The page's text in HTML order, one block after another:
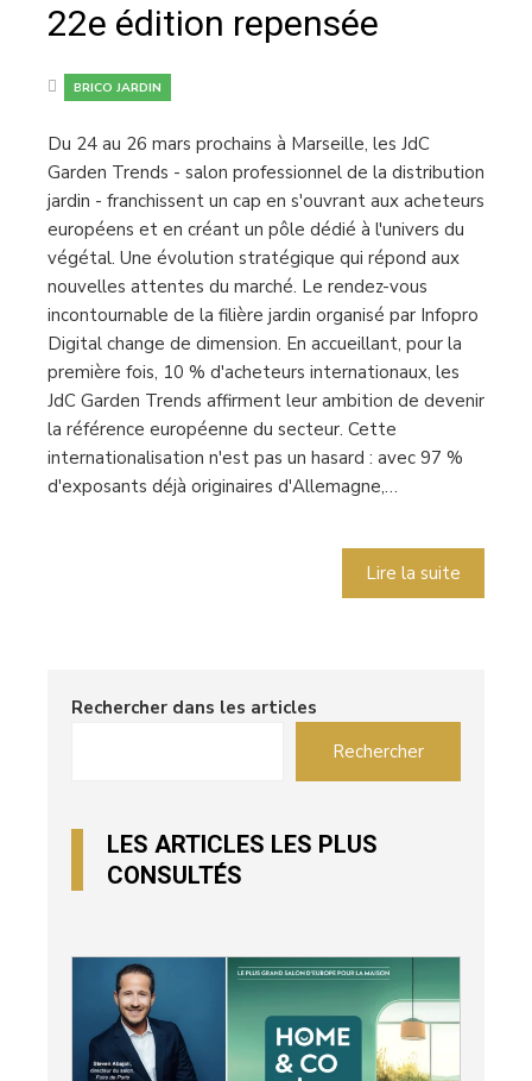
22e édition repensée
BRICO JARDIN
Du 24 au 26 mars prochains à Marseille, les JdC
Garden Trends - salon professionnel de la distribution
jardin - franchissent un cap en s'ouvrant aux acheteurs
européens et en créant un pôle dédié à l'univers du
végétal. Une évolution stratégique qui répond aux
nouvelles attentes du marché. Le rendez-vous
incontournable de la filière jardin organisé par Infopro
Digital change de dimension. En accueillant, pour la
première fois, 10 % d'acheteurs internationaux, les
JdC Garden Trends affirment leur ambition de devenir
la référence européenne du secteur. Cette
internationalisation n'est pas un hasard : avec 97 %
d'exposants déjà originaires d'Allemagne,…
Lire la suite
Rechercher dans les articles
Rechercher
LES ARTICLES LES PLUS
CONSULTÉS